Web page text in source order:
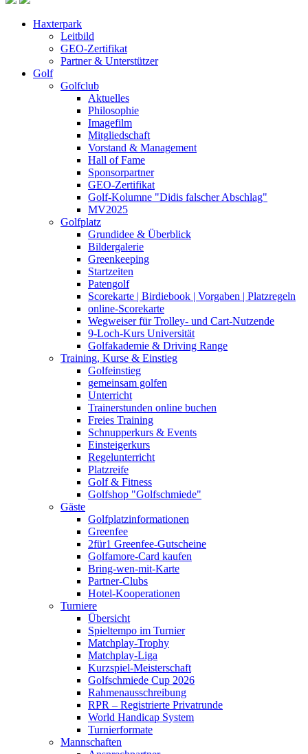
Haxterpark
Leitbild
GEO-Zertifikat
Partner & Unterstützer
Golf
Golfclub
Aktuelles
Philosophie
Imagefilm
Mitgliedschaft
Vorstand & Management
Hall of Fame
Sponsorpartner
GEO-Zertifikat
Golf-Kolumne "Didis falscher Abschlag"
MV2025
Golfplatz
Grundidee & Überblick
Bildergalerie
Greenkeeping
Startzeiten
Patengolf
Scorekarte | Birdiebook | Vorgaben | Platzregeln
online-Scorekarte
Wegweiser für Trolley- und Cart-Nutzende
9-Loch-Kurs Universität
Golfakademie & Driving Range
Training, Kurse & Einstieg
Golfeinstieg
gemeinsam golfen
Unterricht
Trainerstunden online buchen
Freies Training
Schnupperkurs & Events
Einsteigerkurs
Regelunterricht
Platzreife
Golf & Fitness
Golfshop "Golfschmiede"
Gäste
Golfplatzinformationen
Greenfee
2für1 Greenfee-Gutscheine
Golfamore-Card kaufen
Bring-wen-mit-Karte
Partner-Clubs
Hotel-Kooperationen
Turniere
Übersicht
Spieltempo im Turnier
Matchplay-Trophy
Matchplay-Liga
Kurzspiel-Meisterschaft
Golfschmiede Cup 2026
Rahmenausschreibung
RPR – Registrierte Privatrunde
World Handicap System
Turnierformate
Mannschaften